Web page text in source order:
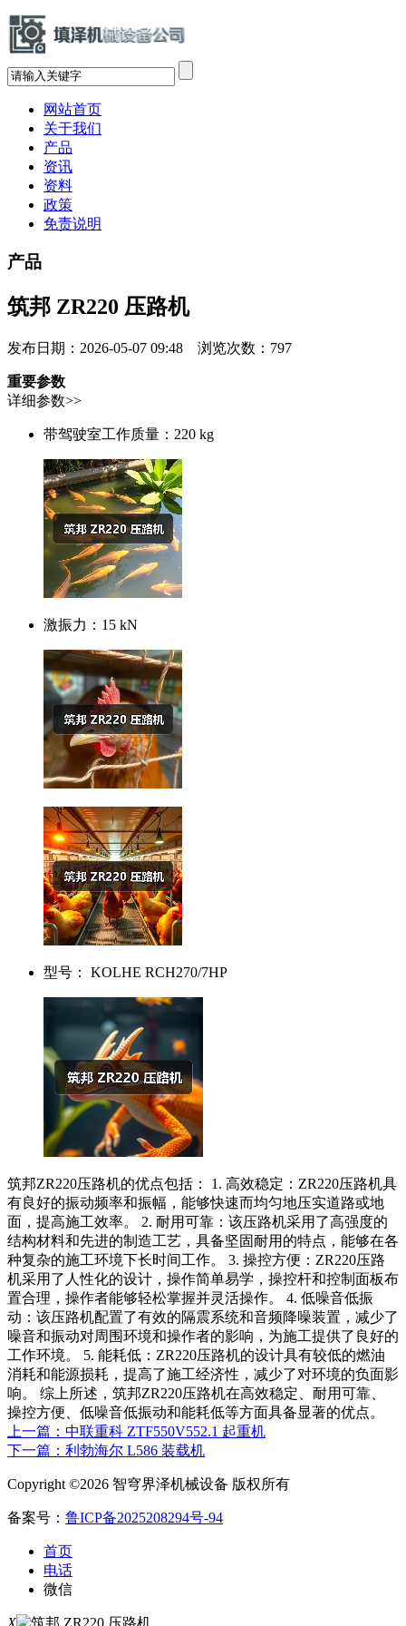
网站首页
关于我们
产品
资讯
资料
政策
免责说明
产品
筑邦 ZR220 压路机
发布日期：2026-05-07 09:48 浏览次数： 797
重要参数
详细参数>>
带驾驶室工作质量： 220 kg
激振力： 15 kN
型号： KOLHE RCH270/7HP
筑邦ZR220压路机的优点包括： 1. 高效稳定：ZR220压路机具
有良好的振动频率和振幅，能够快速而均匀地压实道路或地
面，提高施工效率。 2. 耐用可靠：该压路机采用了高强度的
结构材料和先进的制造工艺，具备坚固耐用的特点，能够在各
种复杂的施工环境下长时间工作。 3. 操控方便：ZR220压路
机采用了人性化的设计，操作简单易学，操控杆和控制面板布
置合理，操作者能够轻松掌握并灵活操作。 4. 低噪音低振
动：该压路机配置了有效的隔震系统和音频降噪装置，减少了
噪音和振动对周围环境和操作者的影响，为施工提供了良好的
工作环境。 5. 能耗低：ZR220压路机的设计具有较低的燃油
消耗和能源损耗，提高了施工经济性，减少了对环境的负面影
响。 综上所述，筑邦ZR220压路机在高效稳定、耐用可靠、
操控方便、低噪音低振动和能耗低等方面具备显著的优点。
上一篇：中联重科 ZTF550V552.1 起重机
下一篇：利勃海尔 L586 装载机
Copyright ©2026 智穹界泽机械设备 版权所有
备案号： 鲁ICP备2025208294号-94
首页
电话
微信
X